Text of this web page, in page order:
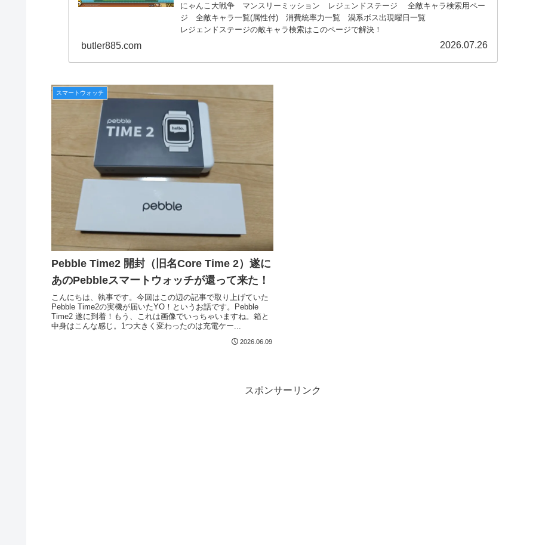
にゃんこ大戦争 マンスリーミッション レジェンドステージ 全敵キャラ検索用ペー
ジ 全敵キャラ一覧(属性付) 消費統率力一覧 渦系ボス出現曜日一覧
レジェンドステージの敵キャラ検索はこのページで解決！
butler885.com 2026.07.26
スマートウォッチ
Pebble Time2 開封（旧名Core Time 2）遂に
あのPebbleスマートウォッチが還って来た！
こんにちは、執事です。今回はこの辺の記事で取り上げていた
Pebble Time2の実機が届いたYO！というお話です。Pebble
Time2 遂に到着！もう、これは画像でいっちゃいますね。箱と
中身はこんな感じ。1つ大きく変わったのは充電ケー...
2026.06.09
スポンサーリンク